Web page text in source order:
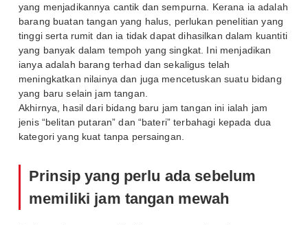
yang menjadikannya cantik dan sempurna. Kerana ia adalah
barang buatan tangan yang halus, perlukan penelitian yang
tinggi serta rumit dan ia tidak dapat dihasilkan dalam kuantiti
yang banyak dalam tempoh yang singkat. Ini menjadikan
ianya adalah barang terhad dan sekaligus telah
meningkatkan nilainya dan juga mencetuskan suatu bidang
yang baru selain jam tangan.
Akhirnya, hasil dari bidang baru jam tangan ini ialah jam
jenis “belitan putaran” dan “bateri” terbahagi kepada dua
kategori yang kuat tanpa persaingan.
Prinsip yang perlu ada sebelum
memiliki jam tangan mewah